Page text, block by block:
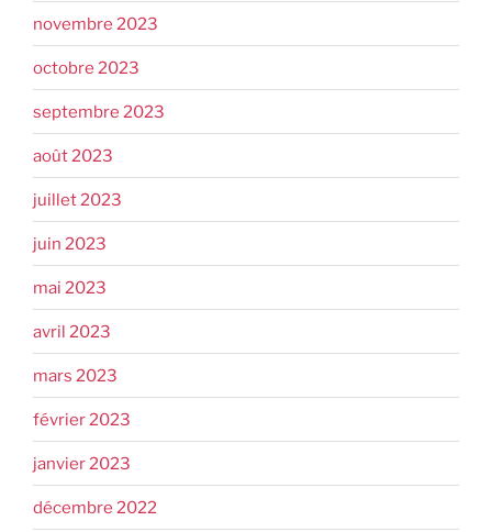
novembre 2023
octobre 2023
septembre 2023
août 2023
juillet 2023
juin 2023
mai 2023
avril 2023
mars 2023
février 2023
janvier 2023
décembre 2022